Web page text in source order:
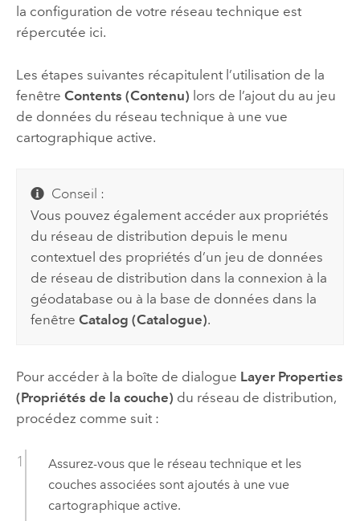
la configuration de votre réseau technique est
répercutée ici.
Les étapes suivantes récapitulent l’utilisation de la
fenêtre Contents (Contenu) lors de l’ajout du au jeu
de données du réseau technique à une vue
cartographique active.
Conseil :
Vous pouvez également accéder aux propriétés
du réseau de distribution depuis le menu
contextuel des propriétés d’un jeu de données
de réseau de distribution dans la connexion à la
géodatabase ou à la base de données dans la
fenêtreCatalog (Catalogue).
Pour accéder à la boîte de dialogue Layer Properties
(Propriétés de la couche) du réseau de distribution,
procédez comme suit :
Assurez-vous que le réseau technique et les
couches associées sont ajoutés à une vue
cartographique active.